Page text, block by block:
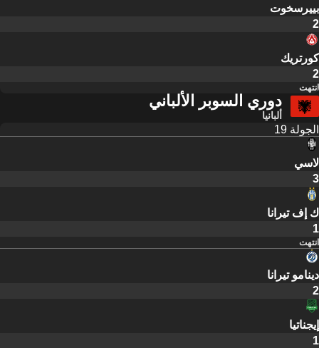
بييرسخوت
2
كورتريك
2
انتهت
دوري السوبر الألباني
ألبانيا
الجولة 19
لاسي
3
ك إف تيرانا
1
انتهت
دينامو تيرانا
2
إيجناتيا
1